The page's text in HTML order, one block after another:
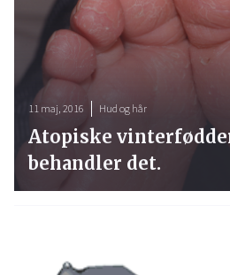
11 maj, 2016 Hud og hår
Atopiske
behandler det.